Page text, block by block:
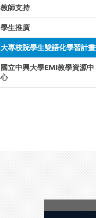
教師支持
學生推廣
大專校院學生雙語化學習計畫
國立中興大學EMI教學資源中
心